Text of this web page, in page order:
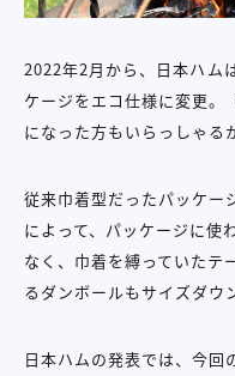
2022年2月から、日本ハム
ケージをエコ仕様に変更。
になった方もいらっしゃる
従来巾着型だったパッケー
によって、パッケージに使
なく、巾着を縛っていたテ
るダンボールもサイズダウ
日本ハムの発表では、今回